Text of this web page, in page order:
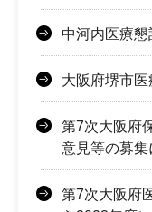
中河内医療
大阪府堺市
第7次大阪府
意見等の募集
第7次大阪府